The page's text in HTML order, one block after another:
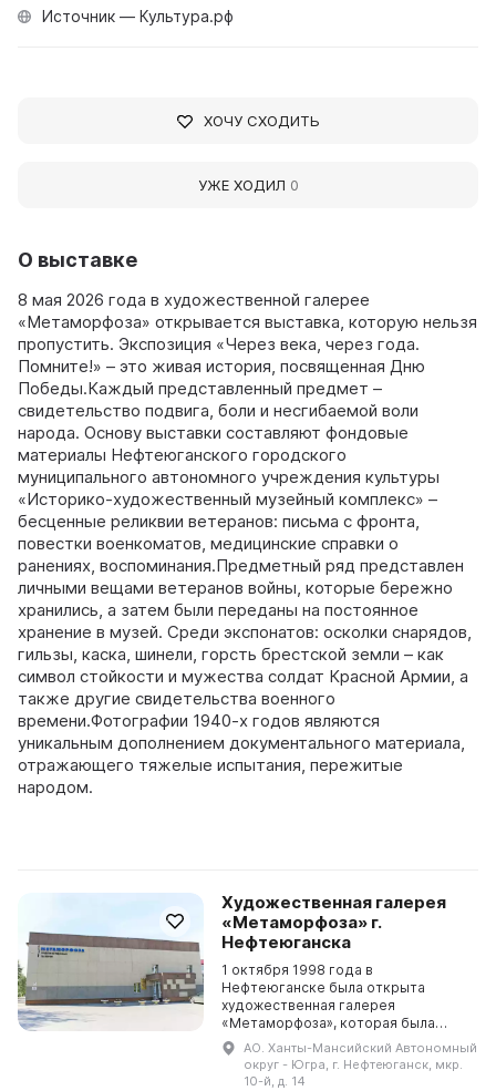
О выставке
8 мая 2026 года в художественной галерее
«Метаморфоза» открывается выставка, которую нельзя
пропустить. Экспозиция «Через века, через года.
Помните!» – это живая история, посвященная Дню
Победы.Каждый представленный предмет –
свидетельство подвига, боли и несгибаемой воли
народа. Основу выставки составляют фондовые
материалы Нефтеюганского городского
муниципального автономного учреждения культуры
«Историко-художественный музейный комплекс» –
бесценные реликвии ветеранов: письма с фронта,
повестки военкоматов, медицинские справки о
ранениях, воспоминания.Предметный ряд представлен
личными вещами ветеранов войны, которые бережно
хранились, а затем были переданы на постоянное
хранение в музей. Среди экспонатов: осколки снарядов,
гильзы, каска, шинели, горсть брестской земли – как
символ стойкости и мужества солдат Красной Армии, а
также другие свидетельства военного
времени.Фотографии 1940-х годов являются
уникальным дополнением документального материала,
отражающего тяжелые испытания, пережитые
народом.
Художественная галерея
«Метаморфоза» г.
Нефтеюганска
1 октября 1998 года в
Нефтеюганске была открыта
художественная галерея
«Метаморфоза», которая была
построена при поддержке гранта
губернатора ХМАО. Директор и
создатель галереи - Зонина
АО. Ханты-Мансийский Автономный
округ - Югра, г. Нефтеюганск, мкр.
10-й, д. 14
Источник — Культура.рф
ХОЧУ СХОДИТЬ
УЖЕ ХОДИЛ 0